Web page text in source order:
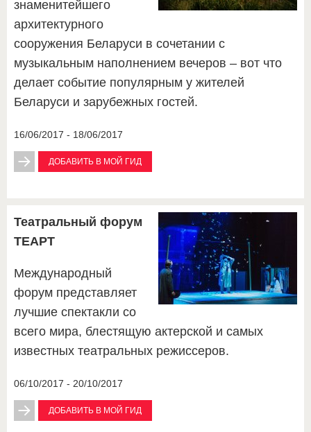
знаменитейшего
архитектурного
сооружения Беларуси в сочетании с
музыкальным наполнением вечеров – вот что
делает событие популярным у жителей
Беларуси и зарубежных гостей.
16/06/2017 - 18/06/2017
ДОБАВИТЬ В МОЙ ГИД
Театральный форум
ТЕАРТ
Международный
форум представляет
лучшие спектакли со
всего мира, блестящую актерской и самых
известных театральных режиссеров.
06/10/2017 - 20/10/2017
ДОБАВИТЬ В МОЙ ГИД